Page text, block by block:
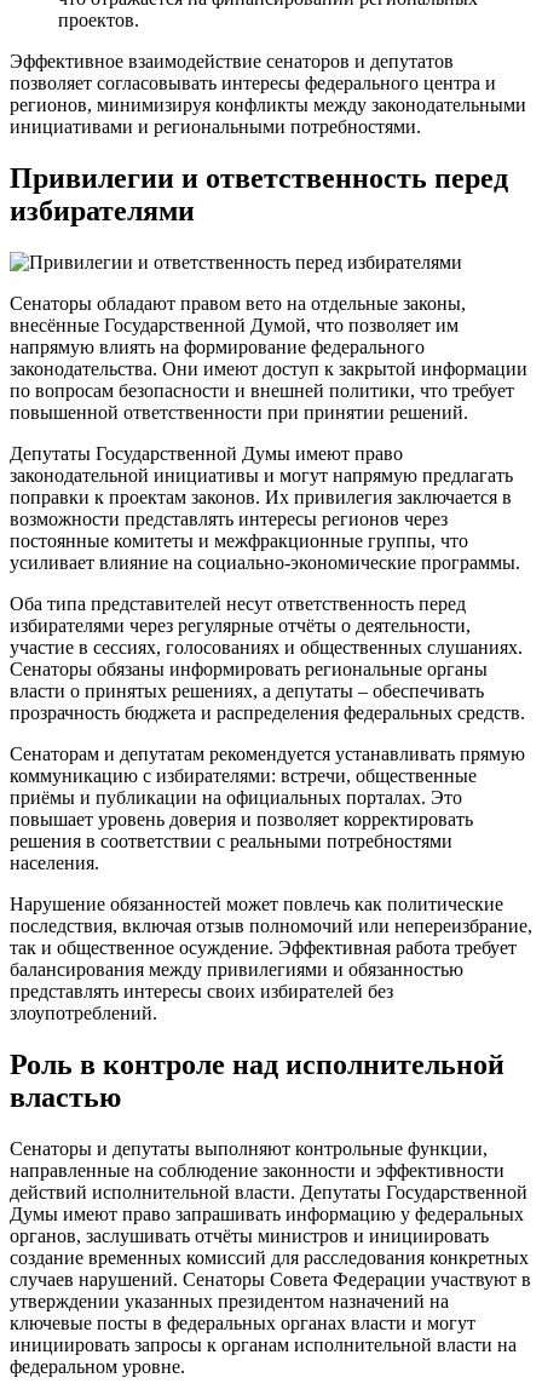
проектов.
Эффективное взаимодействие сенаторов и депутатов
позволяет согласовывать интересы федерального центра и
регионов, минимизируя конфликты между законодательными
инициативами и региональными потребностями.
Привилегии и ответственность перед
избирателями
Сенаторы обладают правом вето на отдельные законы,
внесённые Государственной Думой, что позволяет им
напрямую влиять на формирование федерального
законодательства. Они имеют доступ к закрытой информации
по вопросам безопасности и внешней политики, что требует
повышенной ответственности при принятии решений.
Депутаты Государственной Думы имеют право
законодательной инициативы и могут напрямую предлагать
поправки к проектам законов. Их привилегия заключается в
возможности представлять интересы регионов через
постоянные комитеты и межфракционные группы, что
усиливает влияние на социально-экономические программы.
Оба типа представителей несут ответственность перед
избирателями через регулярные отчёты о деятельности,
участие в сессиях, голосованиях и общественных слушаниях.
Сенаторы обязаны информировать региональные органы
власти о принятых решениях, а депутаты – обеспечивать
прозрачность бюджета и распределения федеральных средств.
Сенаторам и депутатам рекомендуется устанавливать прямую
коммуникацию с избирателями: встречи, общественные
приёмы и публикации на официальных порталах. Это
повышает уровень доверия и позволяет корректировать
решения в соответствии с реальными потребностями
населения.
Нарушение обязанностей может повлечь как политические
последствия, включая отзыв полномочий или непереизбрание,
так и общественное осуждение. Эффективная работа требует
балансирования между привилегиями и обязанностью
представлять интересы своих избирателей без
злоупотреблений.
Роль в контроле над исполнительной
властью
Сенаторы и депутаты выполняют контрольные функции,
направленные на соблюдение законности и эффективности
действий исполнительной власти. Депутаты Государственной
Думы имеют право запрашивать информацию у федеральных
органов, заслушивать отчёты министров и инициировать
создание временных комиссий для расследования конкретных
случаев нарушений. Сенаторы Совета Федерации участвуют в
утверждении указанных президентом назначений на
ключевые посты в федеральных органах власти и могут
инициировать запросы к органам исполнительной власти на
федеральном уровне.